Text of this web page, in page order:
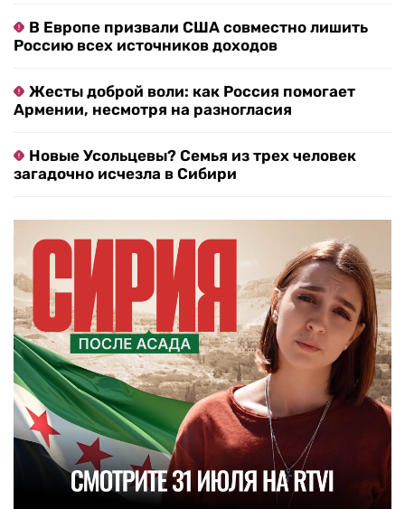
В Европе призвали США совместно лишить
Россию всех источников доходов
Жесты доброй воли: как Россия помогает
Армении, несмотря на разногласия
Новые Усольцевы? Семья из трех человек
загадочно исчезла в Сибири